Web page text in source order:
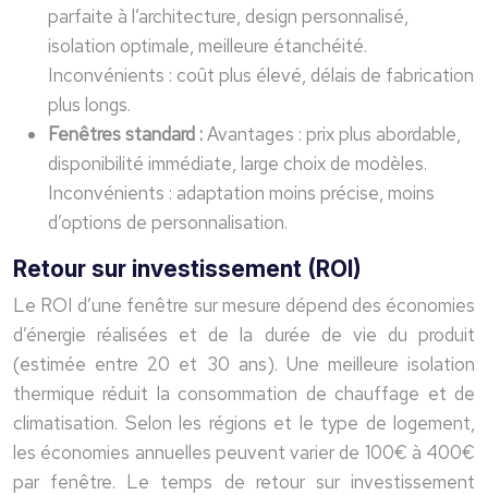
parfaite à l’architecture, design personnalisé,
isolation optimale, meilleure étanchéité.
Inconvénients : coût plus élevé, délais de fabrication
plus longs.
Fenêtres standard :Avantages : prix plus abordable,
disponibilité immédiate, large choix de modèles.
Inconvénients : adaptation moins précise, moins
d’options de personnalisation.
Retour sur investissement (ROI)
Le ROI d’une fenêtre sur mesure dépend des économies
d’énergie réalisées et de la durée de vie du produit
(estimée entre 20 et 30 ans). Une meilleure isolation
thermique réduit la consommation de chauffage et de
climatisation. Selon les régions et le type de logement,
les économies annuelles peuvent varier de 100€ à 400€
par fenêtre. Le temps de retour sur investissement